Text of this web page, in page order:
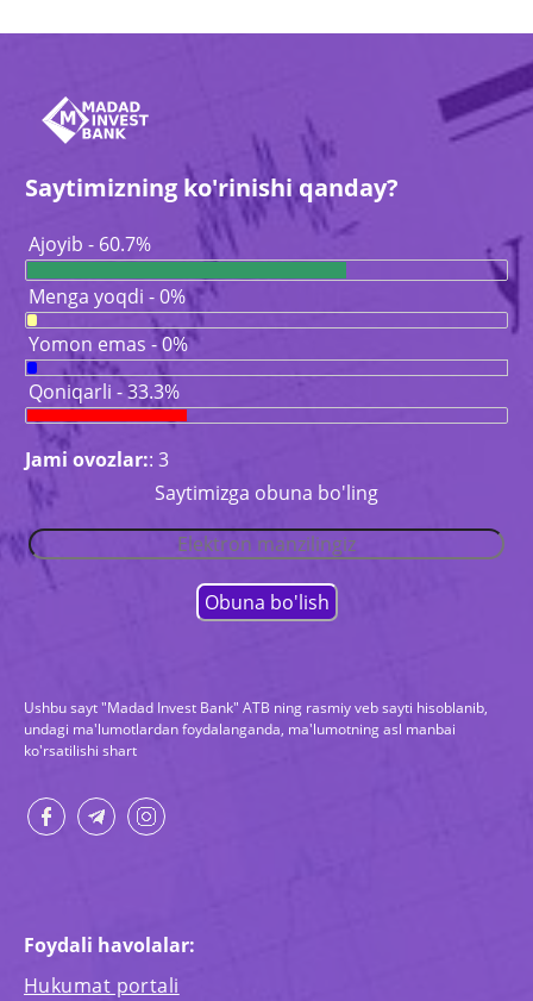
Saytimizning ko'rinishi qanday?
Ajoyib - 60.7%
Menga yoqdi - 0%
Yomon emas - 0%
Qoniqarli - 33.3%
Jami ovozlar:: 3
Saytimizga obuna bo'ling
Ushbu sayt "Madad Invest Bank" ATB ning rasmiy veb sayti hisoblanib,
undagi ma'lumotlardan foydalanganda, ma'lumotning asl manbai
ko'rsatilishi shart
Foydali havolalar:
Hukumat portali